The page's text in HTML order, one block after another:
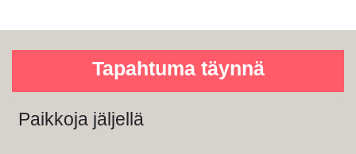
Tapahtuma täynnä
Paikkoja jäljellä